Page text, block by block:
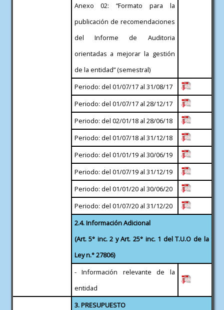
Anexo 02: “Formato para la
publicación de recomendaciones
del Informe de Auditoria
orientadas a mejorar la gestión
de la entidad” (semestral)
Periodo: del 01/07/17 al 31/08/17
Periodo: del 01/07/17 al 28/12/17
Periodo: del 02/01/18 al 28/06/18
Periodo: del 01/07/18 al 31/12/18
Periodo: del 01/01/19 al 30/06/19
Periodo: del 01/07/19 al 31/12/19
Periodo: del 01/01/20 al 30/06/20
Periodo: del 01/07/20 al 31/12/20
2.4. Información Adicional
(Art. 5° inc. 2 y Art. 25° inc. 1 del T.U.O de la
Ley n.° 27806)
- Información relevante de la
entidad
3. PRESUPUESTO